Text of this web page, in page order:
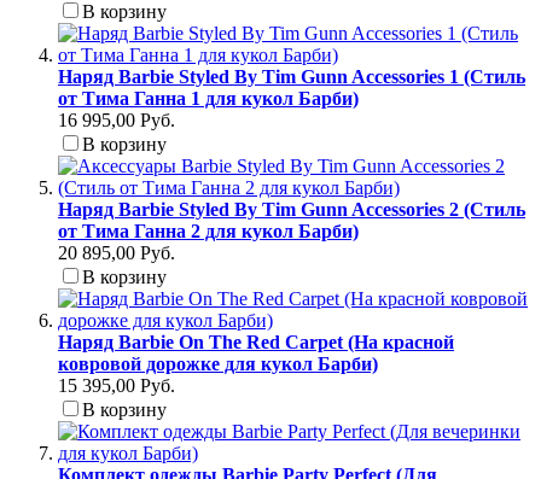
В корзину
Наряд Barbie Styled By Tim Gunn Accessories 1 (Стиль
от Тима Ганна 1 для кукол Барби)
16 995,00 Руб.
В корзину
Наряд Barbie Styled By Tim Gunn Accessories 2 (Стиль
от Тима Ганна 2 для кукол Барби)
20 895,00 Руб.
В корзину
Наряд Barbie On The Red Carpet (На красной
ковровой дорожке для кукол Барби)
15 395,00 Руб.
В корзину